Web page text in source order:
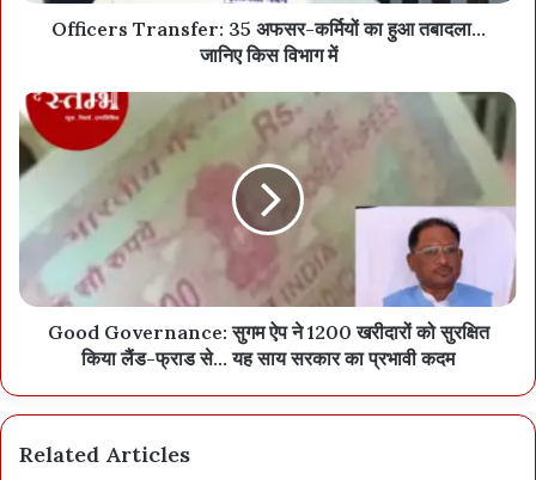
Officers Transfer: 35 अफसर-कर्मियों का हुआ तबादला...
जानिए किस विभाग में
Good Governance: सुगम ऐप ने 1200 खरीदारों को सुरक्षित
किया लैंड-फ्राड से... यह साय सरकार का प्रभावी कदम
Related Articles